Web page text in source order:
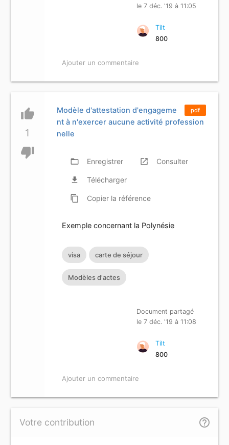
le 7 déc. '19 à 11:05
Tilt
800
Ajouter un commentaire
thumb_up
1
thumb_down
pdf
Modèle d'attestation d'engageme
nt à n'exercer aucune activité profession
nelle
folder_open Enregistrer launch Consulter
file_download Télécharger
content_copy Copier la référence
Exemple concernant la Polynésie
visa carte de séjour
Modèles d'actes
Document partagé
le 7 déc. '19 à 11:08
Tilt
800
Ajouter un commentaire
Votre contribution help_outline